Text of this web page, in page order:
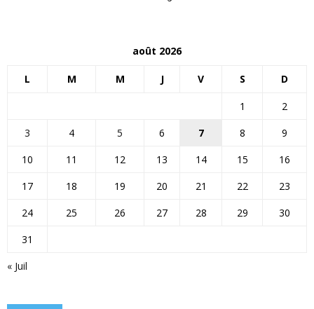
août 2026
L M M J V S D
« Juil
1
2
3
4 5 6 7 8
9
10
11 12 13 14 15
16
17
18 19 20 21 22
23
24
25 26 27 28 29
30
31